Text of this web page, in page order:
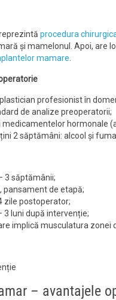
procedura
și mamelonul. Apoi, are
mamare
profesionist în
de analize preoperatorii;
hormonale
2 săptămâni: alcool și
3 săptămânii;
pansament de etapă;
zile postoperator;
luni după intervenție;
implică musculatura zonei
– avantajele